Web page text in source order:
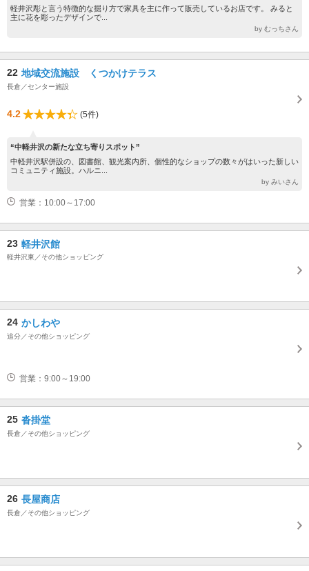
軽井沢彫と言う特徴的な掘り方で家具を主に作って販売しているお店です。 みると
主に花を彫ったデザインで...
by むっちさん
22 地域交流施設 くつかけテラス
長倉／センター施設
4.2 (5件)
“中軽井沢の新たな立ち寄りスポット”
中軽井沢駅併設の、図書館、観光案内所、個性的なショップの数々がはいった新しい
コミュニティ施設。ハルニ...
by みいさん
営業：10:00～17:00
23 軽井沢館
軽井沢東／その他ショッピング
24 かしわや
追分／その他ショッピング
営業：9:00～19:00
25 沓掛堂
長倉／その他ショッピング
26 長屋商店
長倉／その他ショッピング